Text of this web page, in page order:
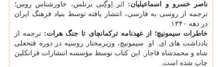
ناصر خسرو و اسماعیلیان:
اثر اِوگِنی برتلس، خاورشناس روس؛
ترجمه از روسی به فارسی، انتشار یافته توسط بنیاد فرهنگ ایران
در دهه ۱۳۴۰.
خاطرات سیمونیچ؛ از عهدنامه ترکمانچای تا جنگ هرات: ترجمه از
یادداشت های ای. او. سیمونیچ، وزیرمختار روسیه در دوره فتحعلی
شاه و محمدشاه قاجار. این کتاب توسط مؤسسه انتشارات فرانکلین
چاپ شده است.